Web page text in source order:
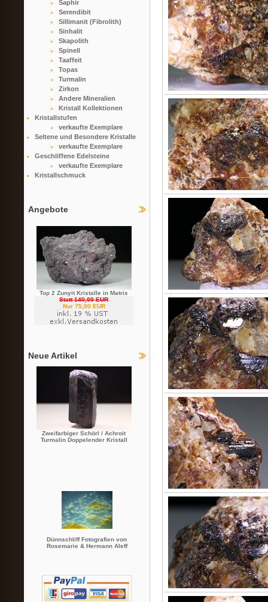
Saphir
Serendibit
Sillimanit (Fibrolith)
Sinhalit
Skapolith
Spinell
Taaffeit
Topas
Turmalin
Zirkon
Andere Mineralien
Kristall Kollektionen
Kristallstufen
verkaufte Exemplare
Seltene und Besondere Kristalle
verkaufte Exemplare
Geschliffene Edelsteine
verkaufte Exemplare
Kristallschmuck
Angebote
Top 2 Zunyit Kristalle in Matrix
Statt 140,00 EUR
Nur 75,00 EUR
Neue Artikel
Zweifarbiger Schörl / Achroit
Turmalin Doppelender Kristall
Dünnschliff Fotografien von
Rosemarie & Hermann Aleff